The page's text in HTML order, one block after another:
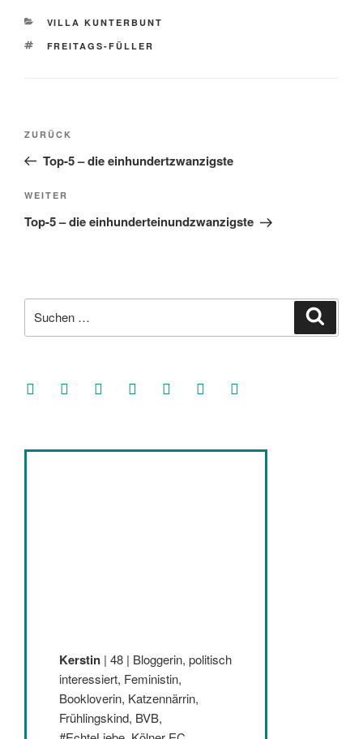
KATEGORIEN
VILLA KUNTERBUNT
SCHLAGWÖRTER
FREITAGS-FÜLLER
Beitragsnavigation
Vorheriger
Beitrag
ZURÜCK
Top-5 – die einhundertzwanzigste
Nächster
Beitrag
WEITER
Top-5 – die einhunderteinundzwanzigste
nach:
facebooksoundcloud
twitter mastodoninstagramthreads goodreads
Kerstin | 48 | Bloggerin, politisch
interessiert, Feministin,
Bookloverin, Katzennärrin,
Frühlingskind, BVB,